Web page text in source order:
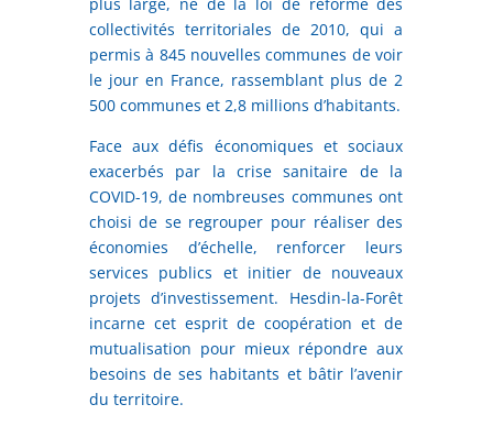
collectivités territoriales de 2010, qui a
permis à 845 nouvelles communes de voir
le jour en France, rassemblant plus de 2
500 communes et 2,8 millions d’habitants.
Face aux défis économiques et sociaux
exacerbés par la crise sanitaire de la
COVID-19, de nombreuses communes ont
choisi de se regrouper pour réaliser des
économies d’échelle, renforcer leurs
services publics et initier de nouveaux
projets d’investissement. Hesdin-la-Forêt
incarne cet esprit de coopération et de
mutualisation pour mieux répondre aux
besoins de ses habitants et bâtir l’avenir
du territoire.